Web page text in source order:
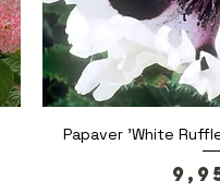
Vista
Papaver 'White